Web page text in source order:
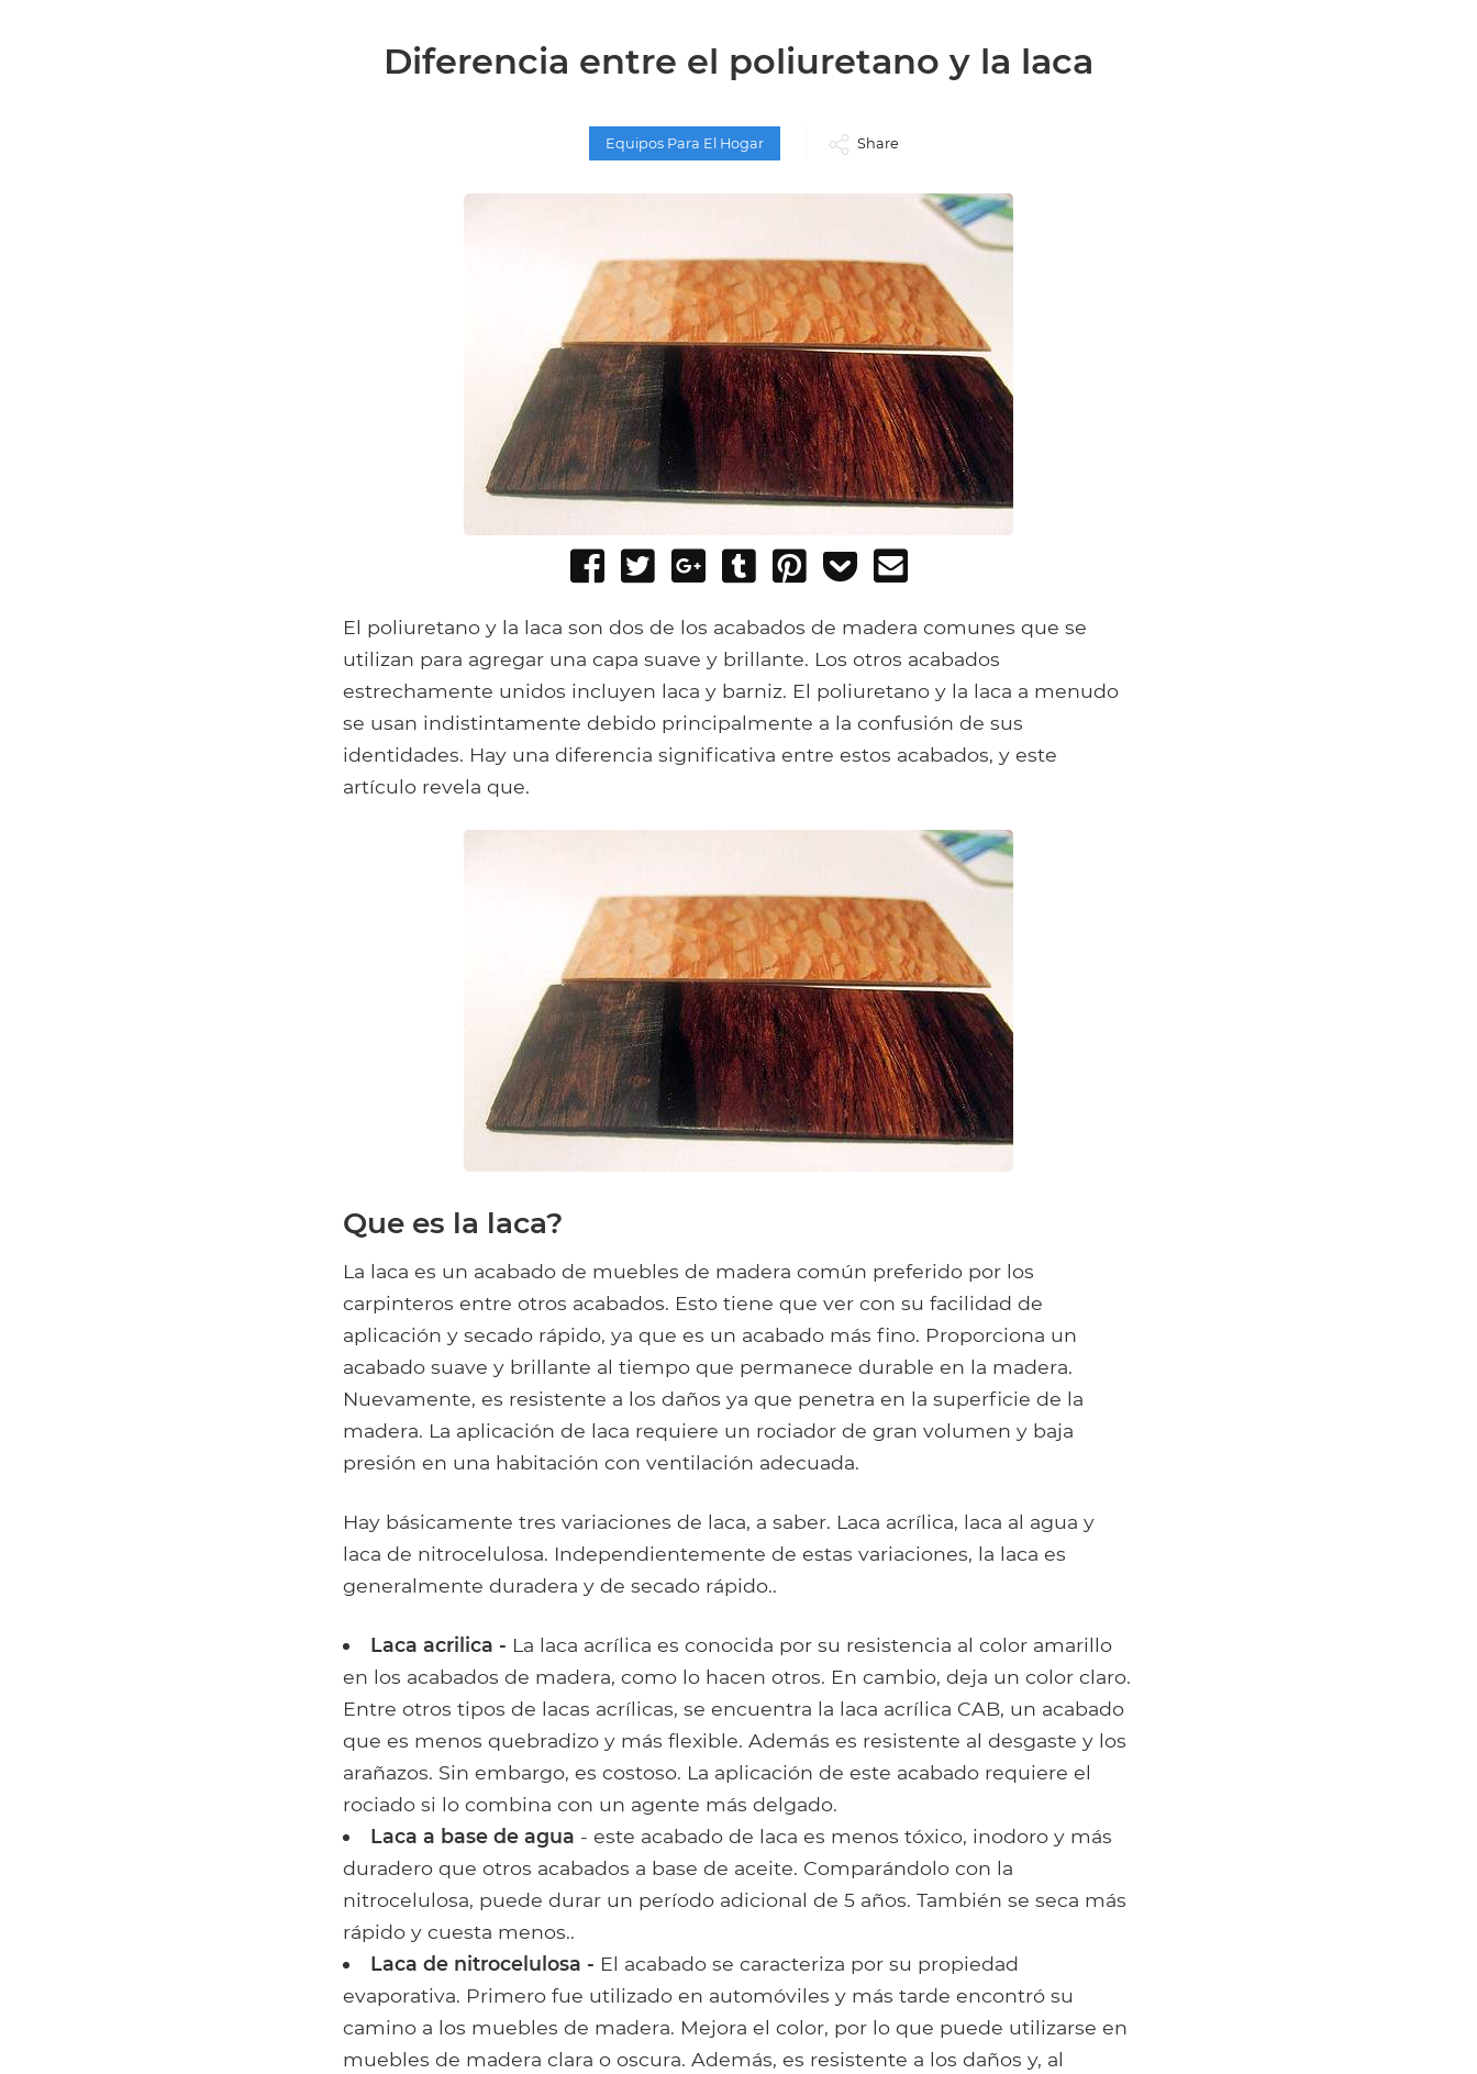
Diferencia entre el poliuretano y la laca
Equipos Para El Hogar Share
Share
Facebook
Tweet
Share
Google+
Post
Tumblr
Pin
Add
Pocket
El poliuretano y la laca son dos de los acabados de madera comunes que se
utilizan para agregar una capa suave y brillante. Los otros acabados
estrechamente unidos incluyen laca y barniz. El poliuretano y la laca a menudo
se usan indistintamente debido principalmente a la confusión de sus
identidades. Hay una diferencia significativa entre estos acabados, y este
artículo revela que.
Que es la laca?
La laca es un acabado de muebles de madera común preferido por los
carpinteros entre otros acabados. Esto tiene que ver con su facilidad de
aplicación y secado rápido, ya que es un acabado más fino. Proporciona un
acabado suave y brillante al tiempo que permanece durable en la madera.
Nuevamente, es resistente a los daños ya que penetra en la superficie de la
madera. La aplicación de laca requiere un rociador de gran volumen y baja
presión en una habitación con ventilación adecuada.
Hay básicamente tres variaciones de laca, a saber. Laca acrílica, laca al agua y
laca de nitrocelulosa. Independientemente de estas variaciones, la laca es
generalmente duradera y de secado rápido..
Laca acrilica - La laca acrílica es conocida por su resistencia al color amarillo
en los acabados de madera, como lo hacen otros. En cambio, deja un color claro.
Entre otros tipos de lacas acrílicas, se encuentra la laca acrílica CAB, un acabado
que es menos quebradizo y más flexible. Además es resistente al desgaste y los
arañazos. Sin embargo, es costoso. La aplicación de este acabado requiere el
rociado si lo combina con un agente más delgado.
Laca a base de agua - este acabado de laca es menos tóxico, inodoro y más
duradero que otros acabados a base de aceite. Comparándolo con la
nitrocelulosa, puede durar un período adicional de 5 años. También se seca más
rápido y cuesta menos..
Laca de nitrocelulosa - El acabado se caracteriza por su propiedad
evaporativa. Primero fue utilizado en automóviles y más tarde encontró su
camino a los muebles de madera. Mejora el color, por lo que puede utilizarse en
muebles de madera clara o oscura. Además, es resistente a los daños y, al